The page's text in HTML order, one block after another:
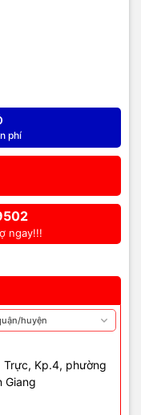
phí
ngay!!!
Trực, Kp.4, phường
Giang